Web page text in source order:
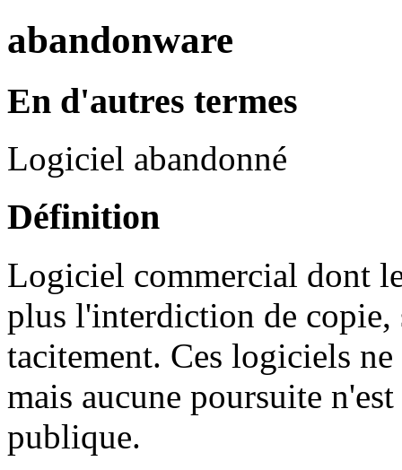
abandonware
En d'autres termes
Logiciel abandonné
Définition
Logiciel commercial dont
plus l'interdiction de
tacitement. Ces logiciels
mais aucune poursuite
publique.